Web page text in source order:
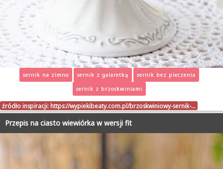
sernik na zimno sernik z galaretką
sernik bez pieczenia
sernik z brzoskwiniami
źródło inspiracji: https://wypiekibeaty.com.pl/brzoskwiniowy-sernik-…
Przepis na ciasto wiewiórka w wersji fit